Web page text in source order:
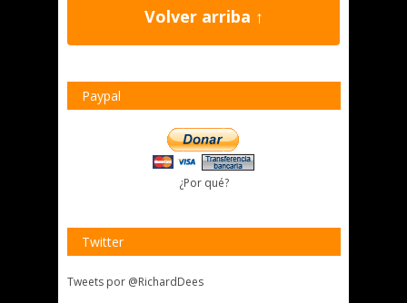
Volver arriba ↑
Paypal
¿Por qué?
Twitter
Tweets por @RichardDees